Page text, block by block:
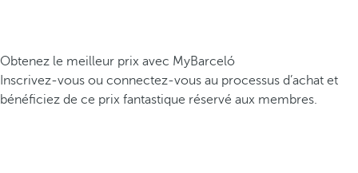
Obtenez le meilleur prix avec MyBarceló
Inscrivez-vous ou connectez-vous au processus d’achat et
bénéficiez de ce prix fantastique réservé aux membres.